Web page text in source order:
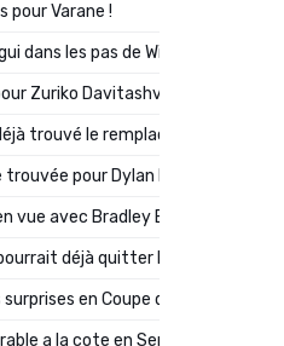
pour Varane !
dans les pas de Will Still ?
Zuriko Davitashvili
trouvé le remplaçant de Robinio
pour Dylan Batubinsika
vue avec Bradley Barcola ?
déjà quitter Lyon en janvier
en Coupe de France
a la cote en Serie A